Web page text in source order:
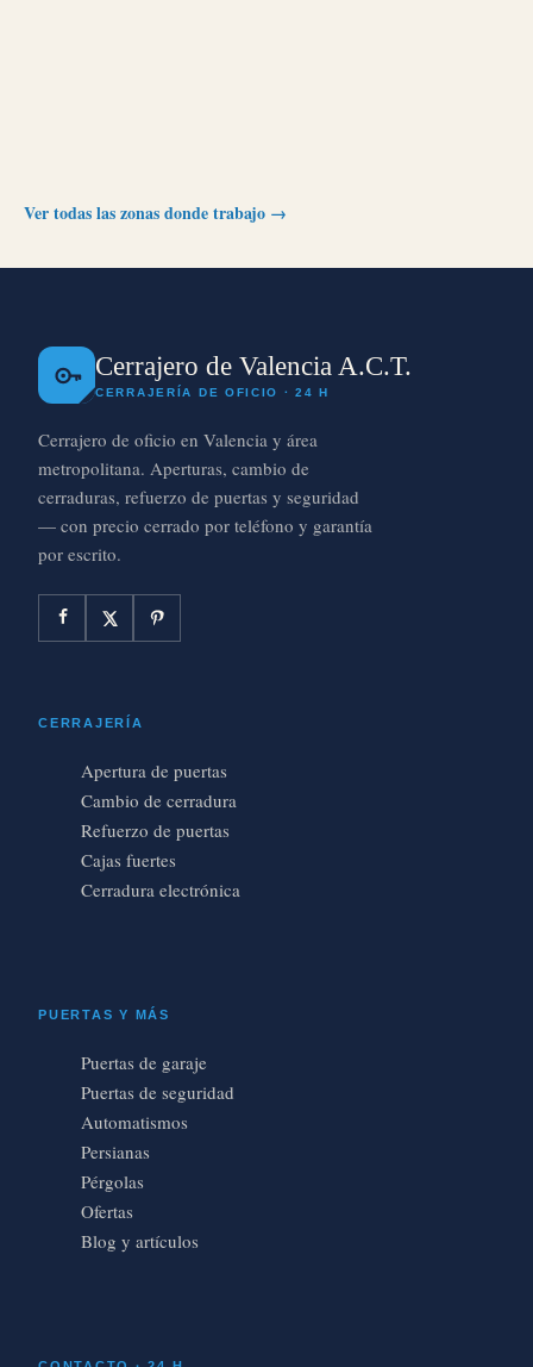
Ver todas las zonas donde trabajo →
Cerrajero de Valencia A.C.T.
CERRAJERÍA DE OFICIO · 24 H
Cerrajero de oficio en Valencia y área
metropolitana. Aperturas, cambio de
cerraduras, refuerzo de puertas y seguridad
— con precio cerrado por teléfono y garantía
por escrito.
CERRAJERÍA
Apertura de puertas
Cambio de cerradura
Refuerzo de puertas
Cajas fuertes
Cerradura electrónica
PUERTAS Y MÁS
Puertas de garaje
Puertas de seguridad
Automatismos
Persianas
Pérgolas
Ofertas
Blog y artículos